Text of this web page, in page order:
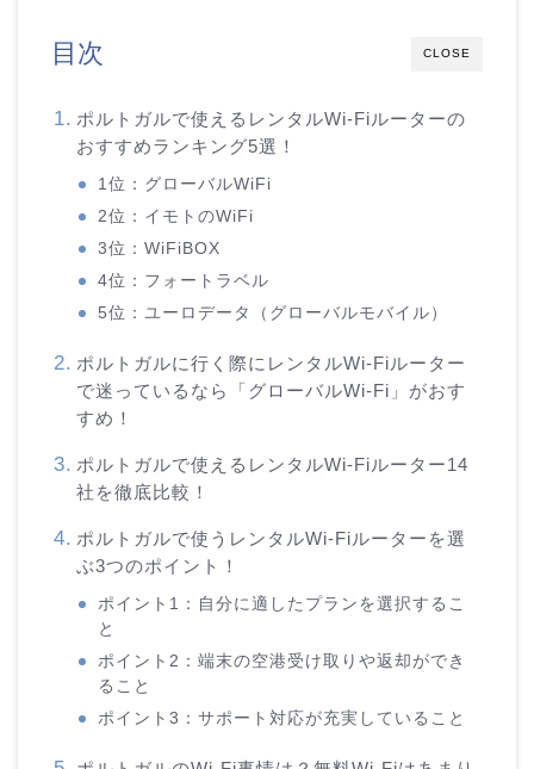
CLOSE
目次
ポルトガルで使えるレンタルWi-Fiルーターの
おすすめランキング5選！
1位：グローバルWiFi
2位：イモトのWiFi
3位：WiFiBOX
4位：フォートラベル
5位：ユーロデータ（グローバルモバイル）
ポルトガルに行く際にレンタルWi-Fiルーター
で迷っているなら「グローバルWi-Fi」がおす
すめ！
ポルトガルで使えるレンタルWi-Fiルーター14
社を徹底比較！
ポルトガルで使うレンタルWi-Fiルーターを選
ぶ3つのポイント！
ポイント1：自分に適したプランを選択するこ
と
ポイント2：端末の空港受け取りや返却ができ
ること
ポイント3：サポート対応が充実していること